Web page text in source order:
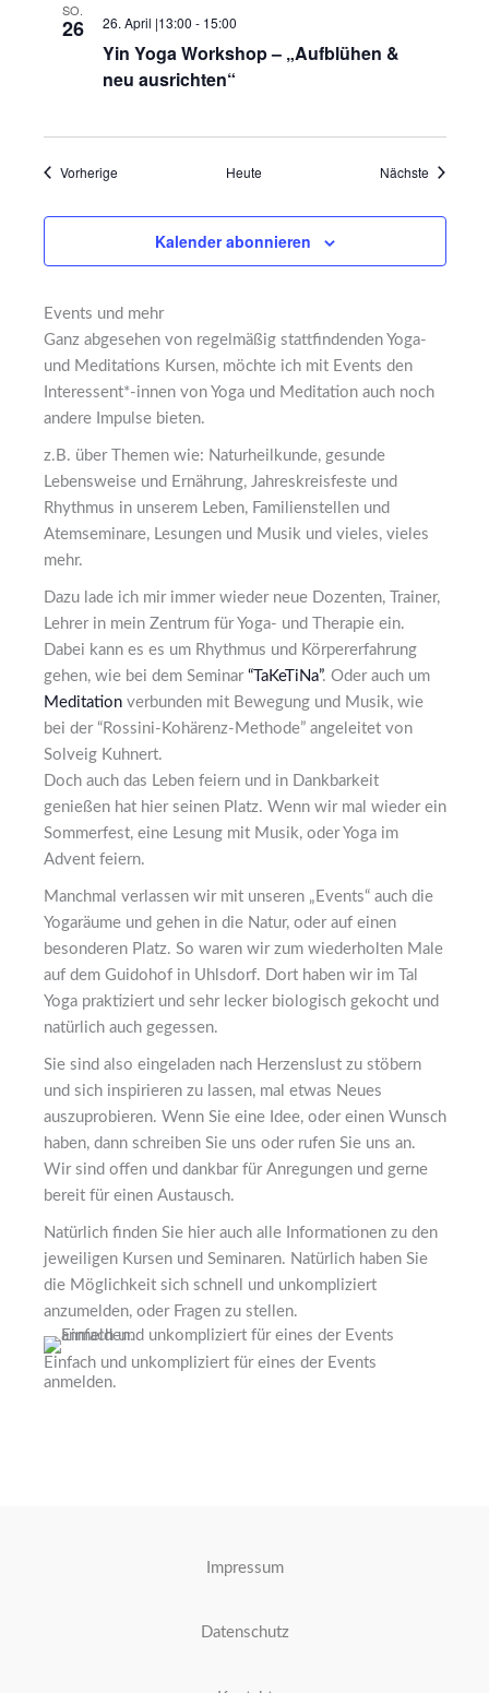
SO.
26
Yin Yoga Workshop – „Aufblühen &
neu ausrichten“
26. April |13:00 - 15:00
VorherigeVeranstaltungen Heute Nächste
Kalender abonnieren
Events und mehr
Ganz abgesehen von regelmäßig stattfindenden Yoga-
und Meditations Kursen, möchte ich mit Events den
Interessent*-innen von Yoga und Meditation auch noch
andere Impulse bieten.
z.B. über Themen wie: Naturheilkunde, gesunde
Lebensweise und Ernährung, Jahreskreisfeste und
Rhythmus in unserem Leben, Familienstellen und
Atemseminare, Lesungen und Musik und vieles, vieles
mehr.
Dazu lade ich mir immer wieder neue Dozenten, Trainer,
Lehrer in mein Zentrum für Yoga- und Therapie ein.
Dabei kann es es um Rhythmus und Körpererfahrung
gehen, wie bei dem Seminar “TaKeTiNa”. Oder auch um
Meditationverbunden mit Bewegung und Musik, wie
bei der “Rossini-Kohärenz-Methode” angeleitet von
Solveig Kuhnert.
Doch auch das Leben feiern und in Dankbarkeit
genießen hat hier seinen Platz. Wenn wir mal wieder ein
Sommerfest, eine Lesung mit Musik, oder Yoga im
Advent feiern.
Manchmal verlassen wir mit unseren „Events“ auch die
Yogaräume und gehen in die Natur, oder auf einen
besonderen Platz. So waren wir zum wiederholten Male
auf dem Guidohof in Uhlsdorf. Dort haben wir im Tal
Yoga praktiziert und sehr lecker biologisch gekocht und
natürlich auch gegessen.
Sie sind also eingeladen nach Herzenslust zu stöbern
und sich inspirieren zu lassen, mal etwas Neues
auszuprobieren. Wenn Sie eine Idee, oder einen Wunsch
haben, dann schreiben Sie uns oder rufen Sie uns an.
Wir sind offen und dankbar für Anregungen und gerne
bereit für einen Austausch.
Natürlich finden Sie hier auch alle Informationen zu den
jeweiligen Kursen und Seminaren. Natürlich haben Sie
die Möglichkeit sich schnell und unkompliziert
anzumelden, oder Fragen zu stellen.
Einfach und unkompliziert für eines der Events
anmelden.
Impressum
Datenschutz